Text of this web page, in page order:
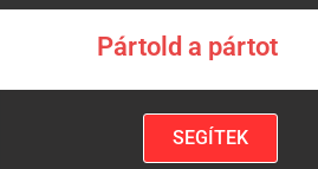
Pártold a pártot
SEGÍTEK